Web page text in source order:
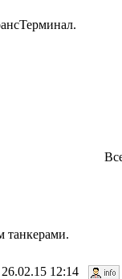
танкерами.
12:14